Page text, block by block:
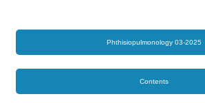
Phthisiopulmonology 03-2025
Contents